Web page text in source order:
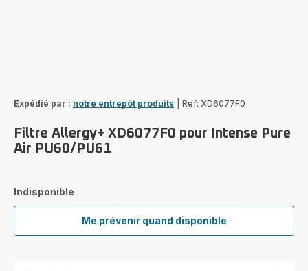
Expédié par : notre entrepôt produits Ref: XD6077F0
Filtre Allergy+ XD6077F0 pour Intense Pure
Air PU60/PU61
Indisponible
Me prévenir quand disponible
Filtre
Allergy+